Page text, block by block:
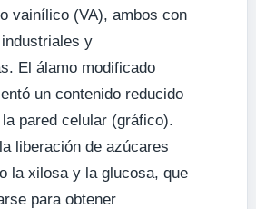
vainílico (VA), ambos con
y
El álamo modificado
un contenido reducido
pared celular (gráfico).
liberación de azúcares
la xilosa y la glucosa, que
para obtener